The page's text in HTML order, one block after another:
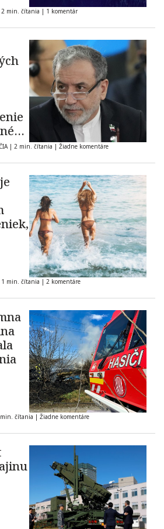
2 min. čítania | 1 komentár
| 2 min. čítania | Žiadne komentáre
1 min. čítania | 2 komentáre
čítania | Žiadne komentáre